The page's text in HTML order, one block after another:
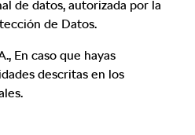
de datos, autorizada por la
de Datos.
En caso que hayas
descritas en los